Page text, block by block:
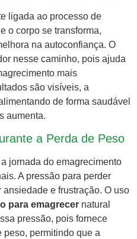
ligada ao processo de
o corpo se transforma,
na autoconfiança. O
nesse caminho, pois ajuda
mais
são visíveis, a
de forma saudável
aumenta.
a Perda de Peso
jornada do emagrecimento
A pressão para perder
e frustração. O uso
para emagrecer natural
pressão, pois fornece
peso, permitindo que a